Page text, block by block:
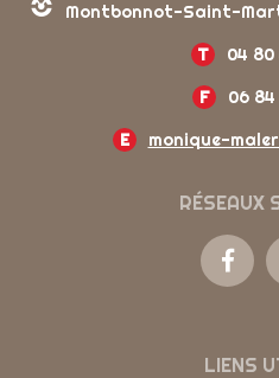
Montbonnot-Saint-
T
04 80
F
06 84
E
monique-
RÉSEAUX
LIENS